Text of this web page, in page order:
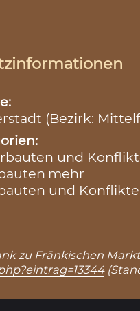
(Bezirk:
und
mehr
und Konflikte
zu Fränkischen